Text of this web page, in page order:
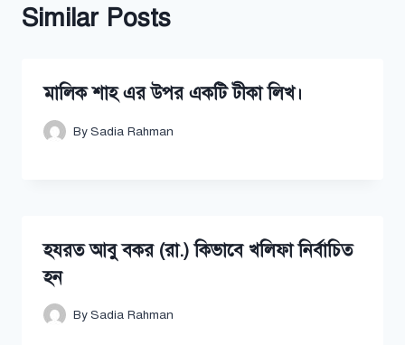
Similar Posts
মালিক শাহ এর উপর একটি টীকা লিখ।
BySadia Rahman
হযরত আবু বকর (রা.) কিভাবে খলিফা নির্বাচিত
হন
BySadia Rahman